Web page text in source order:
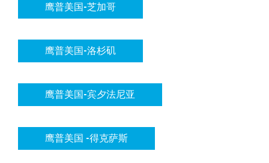
鹰普美国-芝加哥
鹰普美国-洛杉矶
鹰普美国-宾夕法尼亚
鹰普美国 -得克萨斯